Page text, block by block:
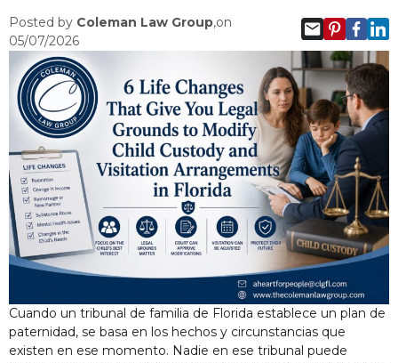
Posted by Coleman Law Group,on
05/07/2026
Cuando un tribunal de familia de Florida establece un plan de
paternidad, se basa en los hechos y circunstancias que
existen en ese momento. Nadie en ese tribunal puede